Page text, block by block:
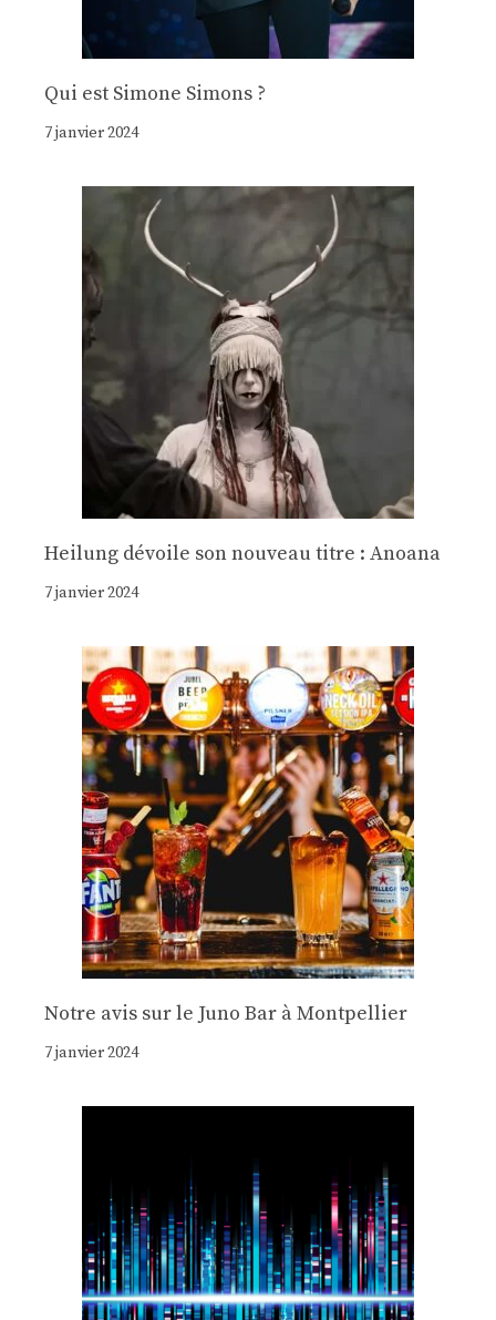
Qui est Simone Simons ?
7 janvier 2024
Heilung dévoile son nouveau titre : Anoana
7 janvier 2024
Notre avis sur le Juno Bar à Montpellier
7 janvier 2024